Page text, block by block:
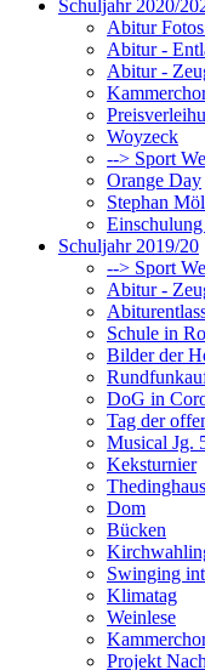
Schuljahr 2020/
Abitur
Abitur -
Abitur -
Woyzeck
--> Sport
Orange Day
Stephan
Schuljahr 2019/20
--> Sport
Abitur -
Schule in
Bilder der
DoG in
Tag der
Musical Jg.
Keksturnier
Dom
Bücken
Swinging
Klimatag
Weinlese
Projekt